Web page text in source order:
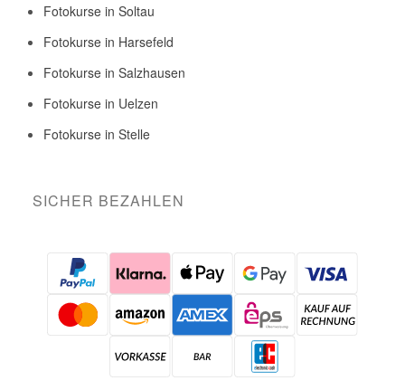
Fotokurse in Soltau
Fotokurse in Harsefeld
Fotokurse in Salzhausen
Fotokurse in Uelzen
Fotokurse in Stelle
SICHER BEZAHLEN